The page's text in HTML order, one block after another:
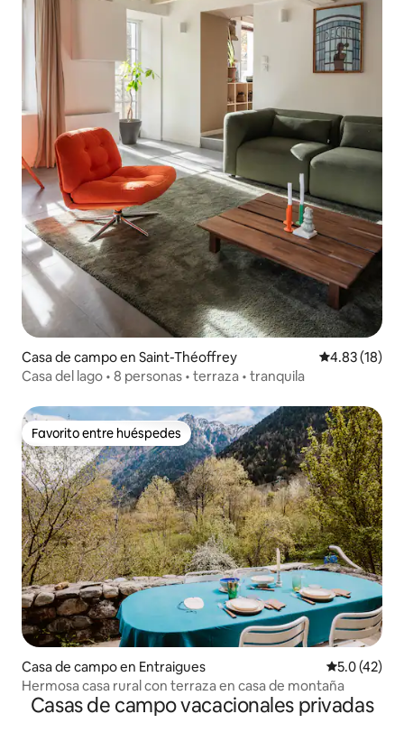
Casa de campo en Saint-Théoffrey Calificación
4.83 (18)
Casa del lago • 8 personas • terraza • tranquila
Favorito entre huéspedes
Favorito entre huéspedes
Casa de campo en Entraigues Calificación
5.0 (42)
Hermosa casa rural con terraza en casa de montaña
Casas de campo vacacionales privadas